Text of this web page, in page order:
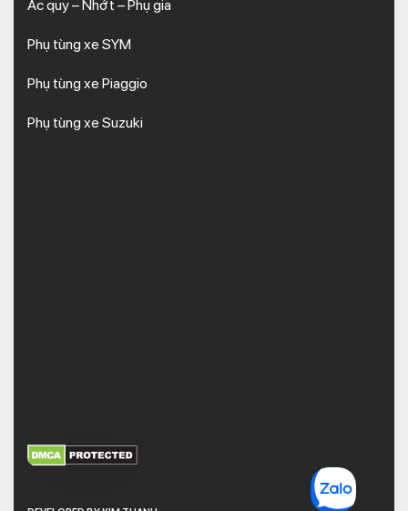
Ắc quy – Nhớt – Phụ gia
Phụ tùng xe SYM
Phụ tùng xe Piaggio
Phụ tùng xe Suzuki
XEM THÊM